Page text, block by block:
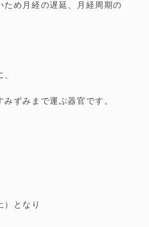
め月経の遅延、月経周期の
ずみまで運ぶ器官です。
となり